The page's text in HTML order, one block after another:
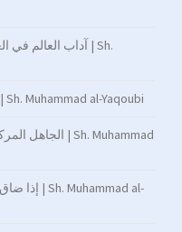
Qasida | Kulluna juhhal – كلنا جهال | Sh. Muhammad al-Yaqoubi